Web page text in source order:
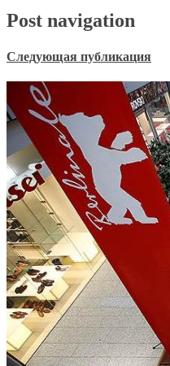
Post navigation
Следующая публикация